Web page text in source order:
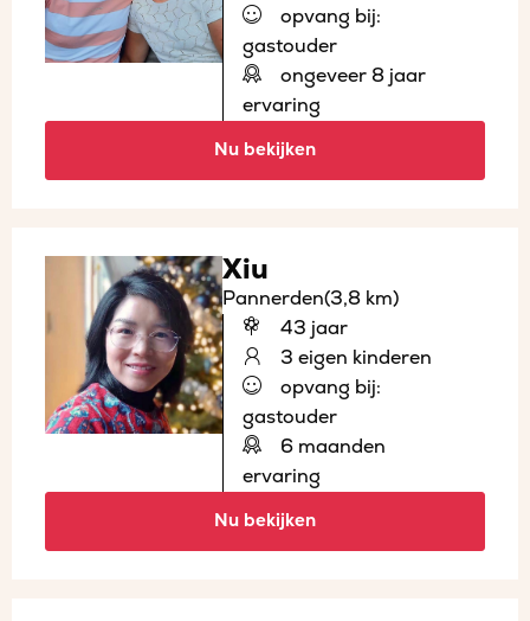
opvang bij:
gastouder
ongeveer 8 jaar
ervaring
Nu bekijken
Xiu
Pannerden(3,8 km)
43 jaar
3 eigen kinderen
opvang bij:
gastouder
6 maanden
ervaring
Nu bekijken